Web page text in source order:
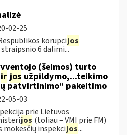
02-25
korupcijos
straipsnio 6 dalimi...
(šeimos) turto
ir jos užpildymo,...teikimo
patvirtinimo“ pakeitimo
05-03
prie Lietuvos
jos (toliau – VMI prie FM)
mokesčių inspekcijos...